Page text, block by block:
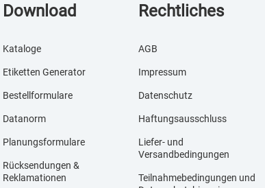
Download
Kataloge
Etiketten Generator
Bestellformulare
Datanorm
Planungsformulare
Rücksendungen &
Reklamationen
Rechtliches
AGB
Impressum
Datenschutz
Haftungsausschluss
Liefer- und
Versandbedingungen
Teilnahmebedingungen und